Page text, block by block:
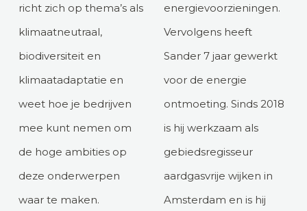
richt zich op thema’s als
klimaatneutraal,
biodiversiteit en
klimaatadaptatie en
weet hoe je bedrijven
mee kunt nemen om
de hoge ambities op
deze onderwerpen
waar te maken.
energievoorzieningen.
Vervolgens heeft
Sander 7 jaar gewerkt
voor de energie
ontmoeting. Sinds 2018
is hij werkzaam als
gebiedsregisseur
aardgasvrije wijken in
Amsterdam en is hij